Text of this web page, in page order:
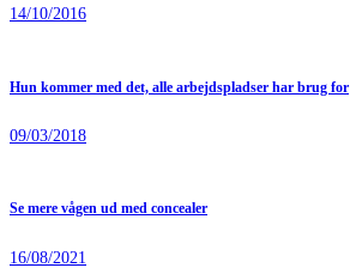
14/10/2016
Hun kommer med det, alle arbejdspladser har brug for
09/03/2018
Se mere vågen ud med concealer
16/08/2021